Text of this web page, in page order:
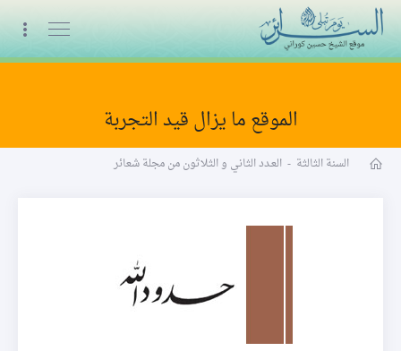
البث المباشر
الموقع ما يزال قيد التجربة
السنة الثالثة - العـدد الثاني و الثلاثون من مجلة شعائر